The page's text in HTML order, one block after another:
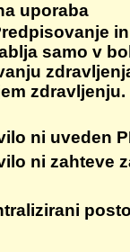
uporaba
samo v
zdravljenju.
ni uveden
ni zahteve